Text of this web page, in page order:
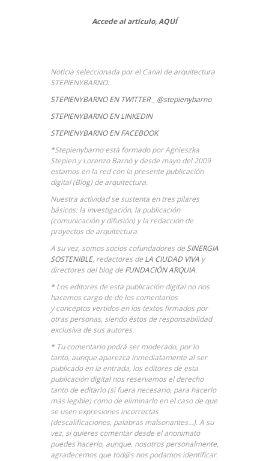
Accede al artículo,AQUÍ
Noticia seleccionada por el Canal de arquitectura
STEPIENYBARNO.
STEPIENYBARNO EN TWITTER _ @stepienybarno
STEPIENYBARNO EN LINKEDIN
STEPIENYBARNO EN FACEBOOK
*Stepienybarno está formado por Agnieszka
Stepien y Lorenzo Barnó y desde mayo del 2009
estamos en la red con la presente publicación
digital (Blog) de arquitectura.
Nuestra actividad se sustenta en tres pilares
básicos: la investigación, la publicación
(comunicación y difusión) y la redacción de
proyectos de arquitectura.
A su vez, somos socios cofundadores deSINERGIA
SOSTENIBLE, redactores de LA CIUDAD VIVA y
directores del blog de FUNDACIÓN ARQUIA.
* Los editores de esta publicación digital no nos
hacemos cargo de de los comentarios
y conceptos vertidos en los textos firmados por
otras personas, siendo éstos de responsabilidad
exclusiva de sus autores.
* Tu comentario podrá ser moderado, por lo
tanto, aunque aparezca inmediatamente al ser
publicado en la entrada, los editores de esta
publicación digital nos reservamos el derecho
tanto de editarlo (si fuera necesario, para hacerlo
más legible) como de eliminarlo en el caso de que
se usen expresiones incorrectas
(descalificaciones, palabras malsonantes…). A su
vez, si quieres comentar desde el anonimato
puedes hacerlo, aunque, nosotros personalmente,
agradecemos que tod@s nos podamos identificar.